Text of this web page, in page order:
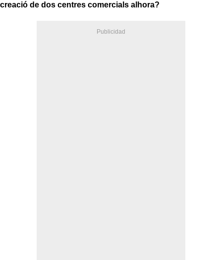
creació de dos centres comercials alhora?